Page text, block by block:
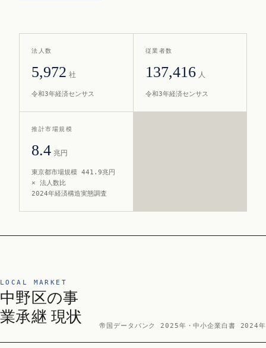
法人数
5,972 社
令和3年経済センサス
従業者数
137,416 人
令和3年経済センサス
推計市場規模
8.4 兆円
東京都市場規模 441.9兆円
× 法人数比
2024年経済構造実態調査
LOCAL MARKET
中野区の事
業承継 現状
帝国データバンク 2025年・中小企業白書 2024年